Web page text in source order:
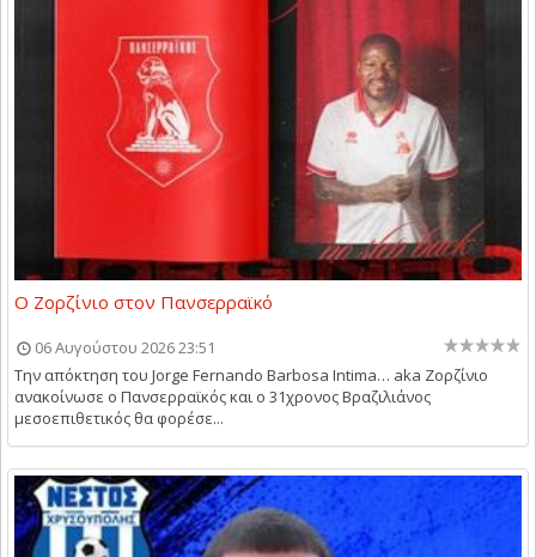
Ο Ζορζίνιο στον Πανσερραϊκό
06 Αυγούστου 2026 23:51
Την απόκτηση του Jorge Fernando Barbosa Intima… aka Ζορζίνιο
ανακοίνωσε ο Πανσερραϊκός και ο 31χρονος Βραζιλιάνος
μεσοεπιθετικός θα φορέσε...